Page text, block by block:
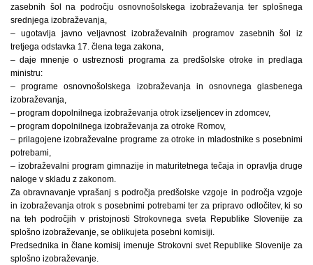
zasebnih šol na področju osnovnošolskega izobraževanja ter splošnega
srednjega izobraževanja,
– ugotavlja javno veljavnost izobraževalnih programov zasebnih šol iz
tretjega odstavka 17. člena tega zakona,
– daje mnenje o ustreznosti programa za predšolske otroke in predlaga
ministru:
– programe osnovnošolskega izobraževanja in osnovnega glasbenega
izobraževanja,
– program dopolnilnega izobraževanja otrok izseljencev in zdomcev,
– program dopolnilnega izobraževanja za otroke Romov,
– prilagojene izobraževalne programe za otroke in mladostnike s posebnimi
potrebami,
– izobraževalni program gimnazije in maturitetnega tečaja in opravlja druge
naloge v skladu z zakonom.
Za obravnavanje vprašanj s področja predšolske vzgoje in področja vzgoje
in izobraževanja otrok s posebnimi potrebami ter za pripravo odločitev, ki so
na teh področjih v pristojnosti Strokovnega sveta Republike Slovenije za
splošno izobraževanje, se oblikujeta posebni komisiji.
Predsednika in člane komisij imenuje Strokovni svet Republike Slovenije za
splošno izobraževanje.